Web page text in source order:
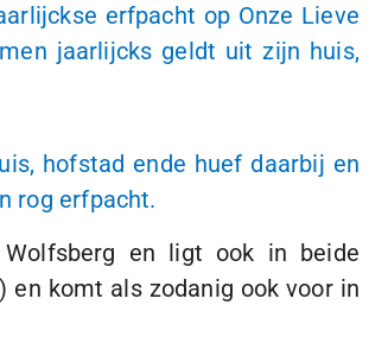
erfpacht op Onze Lieve
jaarlijcks geldt uit zijn huis,
hofstad ende huef daarbij en
rog erfpacht.
en ligt ook in beide
en komt als zodanig ook voor in